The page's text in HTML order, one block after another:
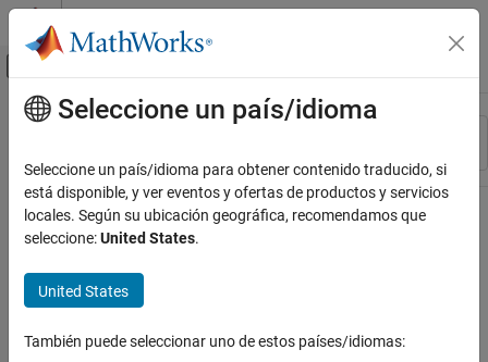
Saltar al contenido
Mostrar/ocultar menú de navegación
Recurso
Contenido principal
Seleccione un país/idioma
Seleccione un país/idioma para obtener contenido traducido, si
está disponible, y ver eventos y ofertas de productos y servicios
locales. Según su ubicación geográfica, recomendamos que
seleccione:United States.
United States
También puede seleccionar uno de estos países/idiomas: